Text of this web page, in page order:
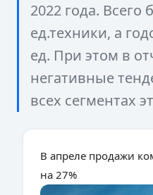
2022 года. Всего
ед.техники, а
ед. При этом в
негативные
всех сегментах
В апреле продажи
на 27%